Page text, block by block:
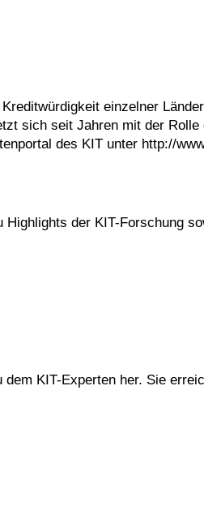
einzelner
sich seit Jahren mit der
des KIT unter http://
der KIT-Forschung
KIT-Experten her. Sie